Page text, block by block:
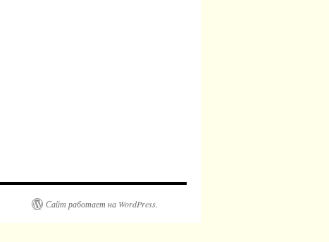
Сайт работает на WordPress.